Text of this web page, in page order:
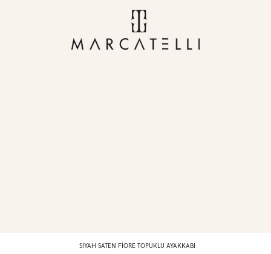
SIYAH SATEN FIORE TOPUKLU AYAKKABI